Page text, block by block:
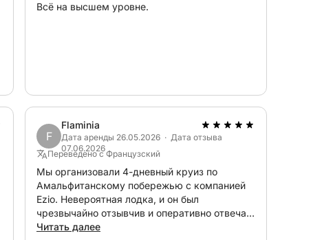
Всё на высшем уровне.
F
Flaminia
Дата аренды 26.05.2026 · Дата отзыва
07.06.2026
Переведено с Французский
Мы организовали 4-дневный круиз по
Амальфитанскому побережью с компанией
Ezio. Невероятная лодка, и он был
чрезвычайно отзывчив и оперативно отвечал
на каждое сообщение. Экипаж, Джулиано и
Читать далее